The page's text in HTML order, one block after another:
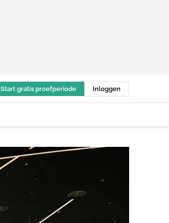
Start gratis proefperiode Inloggen